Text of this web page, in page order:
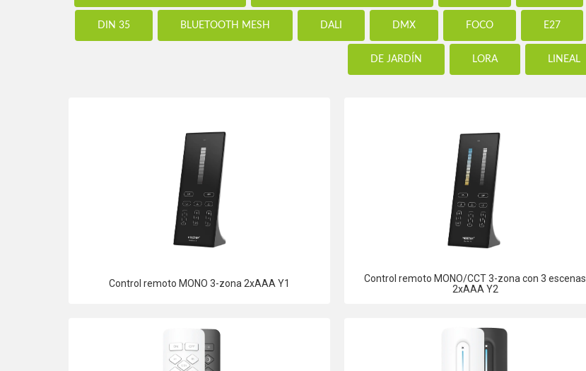
DIN 35 BLUETOOTH MESH DALI DMX FOCO E27
DE JARDÍN LORA LINEAL
Control remoto MONO 3-zona 2xAAA Y1
Control remoto MONO/CCT 3-zona con 3 escenas
2xAAA Y2